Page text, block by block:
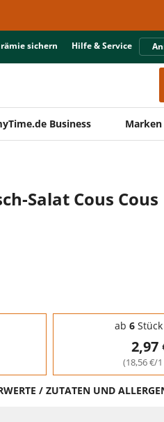
sichern Hilfe & Service
Business Marken
Salat Cous Cous
ab 6 Stück
2,97
(18,56 €/
/ ZUTATEN UND